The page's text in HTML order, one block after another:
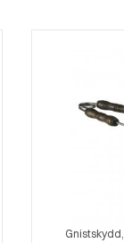
Gnistskydd,